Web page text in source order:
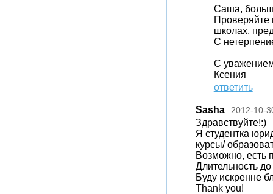
Саша,
Проверяйте
школах,
С
С
Ксения
ответить
Sasha 2012-10-
Здравствуйте!:)
Я студентка
курсы/
Возможно, есть
Длительность
Буду искренне
Thank you!